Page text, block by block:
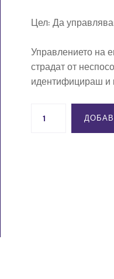
Цел: Да
Управлението на
страдат от
идентифицираш и